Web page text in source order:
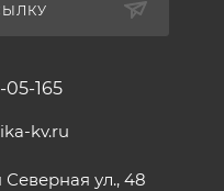
05-165
kv.ru
Северная ул., 48